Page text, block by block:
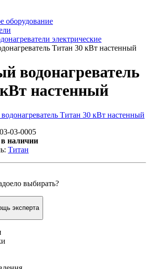
оборудование
электрические
Титан 30 кВт настенный
водонагреватель
настенный
03-0005
наличии
Титан
выбирать?
эксперта